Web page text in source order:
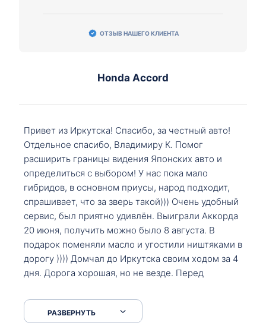
ОТЗЫВ НАШЕГО КЛИЕНТА
Honda Accord
Привет из Иркутска! Спасибо, за честный авто!
Отдельное спасибо, Владимиру К. Помог
расширить границы видения Японских авто и
определиться с выбором! У нас пока мало
гибридов, в основном приусы, народ подходит,
спрашивает, что за зверь такой))) Очень удобный
сервис, был приятно удивлён. Выиграли Аккорда
20 июня, получить можно было 8 августа. В
подарок поменяли масло и угостили ништяками в
дорогу )))) Домчал до Иркутска своим ходом за 4
дня. Дорога хорошая, но не везде. Перед
серпантинах по пути следования.
РАЗВЕРНУТЬ